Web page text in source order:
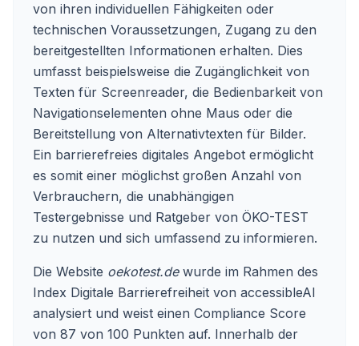
von ihren individuellen Fähigkeiten oder
technischen Voraussetzungen, Zugang zu den
bereitgestellten Informationen erhalten. Dies
umfasst beispielsweise die Zugänglichkeit von
Texten für Screenreader, die Bedienbarkeit von
Navigationselementen ohne Maus oder die
Bereitstellung von Alternativtexten für Bilder.
Ein barrierefreies digitales Angebot ermöglicht
es somit einer möglichst großen Anzahl von
Verbrauchern, die unabhängigen
Testergebnisse und Ratgeber von ÖKO-TEST
zu nutzen und sich umfassend zu informieren.
Die Website oekotest.dewurde im Rahmen des
Index Digitale Barrierefreiheit von accessibleAI
analysiert und weist einen Compliance Score
von 87 von 100 Punkten auf. Innerhalb der